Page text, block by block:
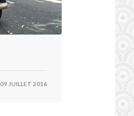
09 JUILLET 2016